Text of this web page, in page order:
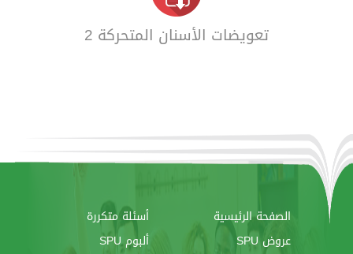
تعويضات الأسنان المتحركة 2
الصفحة الرئيسية
أسئلة متكررة
عروض SPU
ألبوم SPU